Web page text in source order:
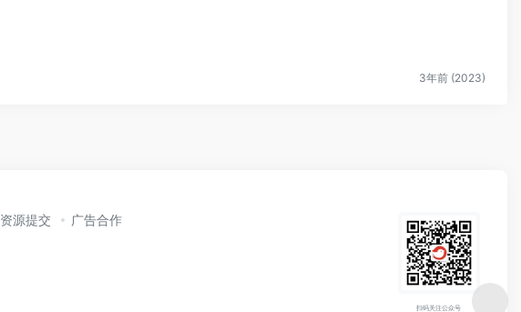
3年前 (2023)
资源提交 广告合作
扫码关注公众号